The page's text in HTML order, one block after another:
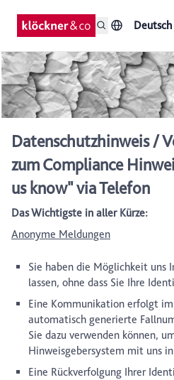
Deutsch
Datenschutzhinweis /
zum Compliance
us know" via Telefon
Das Wichtigste in aller Kürze:
Anonyme Meldungen
Sie haben die Möglichkeit uns
lassen, ohne dass Sie Ihre
Eine Kommunikation erfolgt
automatisch generierte
Sie dazu verwenden können,
Hinweisgebersystem mit uns
Eine Rückverfolgung Ihrer